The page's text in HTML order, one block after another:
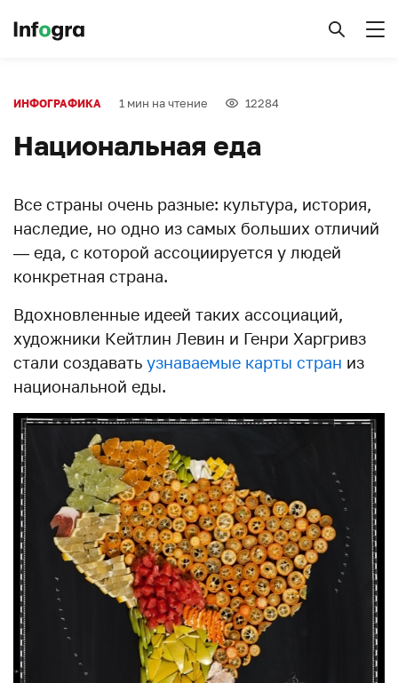
ИНФОГРАФИКА 1 мин на чтение 12284
Национальная еда
Все страны очень разные: культура, история,
наследие, но одно из самых больших отличий
— еда, с которой ассоциируется у людей
конкретная страна.
Вдохновленные идеей таких ассоциаций,
художники Кейтлин Левин и Генри Харгривз
стали создавать узнаваемые карты стран из
национальной еды.